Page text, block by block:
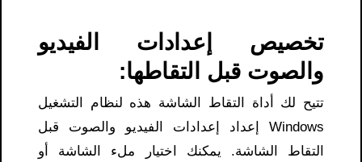
تخصيص إعدادات الفيديو
والصوت قبل التقاطها:
تتيح لك أداة التقاط الشاشة هذه لنظام التشغيل
Windows إعداد إعدادات الفيديو والصوت قبل
التقاط الشاشة. يمكنك اختيار ملء الشاشة أو